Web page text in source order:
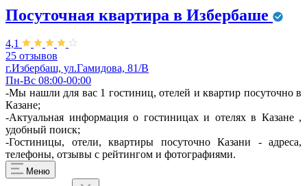
Посуточная квартира в Избербаше
4,1
25 отзывов
г.Избербаш, ул.Гамидова, 81/В
Пн-Вс 08:00-00:00
-Мы нашли для вас 1 гостиниц, отелей и квартир посуточно в
Казане;
-Актуальная информация о гостиницах и отелях в Казане ,
удобный поиск;
-Гостиницы, отели, квартиры посуточно Казани - адреса,
телефоны, отзывы с рейтингом и фотографиями.
Меню